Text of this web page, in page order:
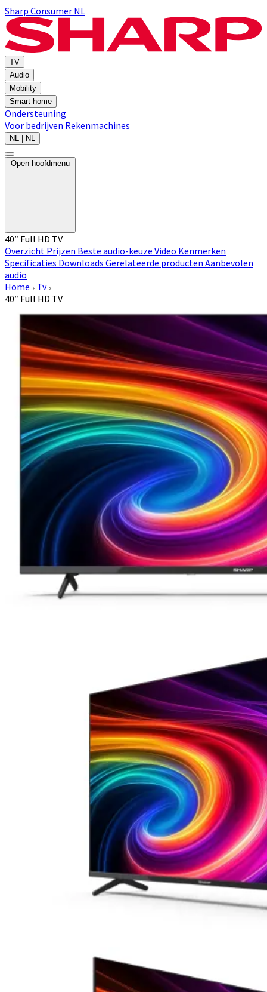
Sharp Consumer NL
TV
Audio
Mobility
Smart home
Ondersteuning
Voor bedrijven Rekenmachines
NL | NL
Open hoofdmenu
40″ Full HD TV
Overzicht Prijzen Beste audio-keuze Video Kenmerken
Specificaties Downloads Gerelateerde producten Aanbevolen
audio
Home
Tv
40″ Full HD TV